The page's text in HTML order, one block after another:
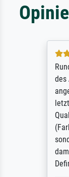
des
damit